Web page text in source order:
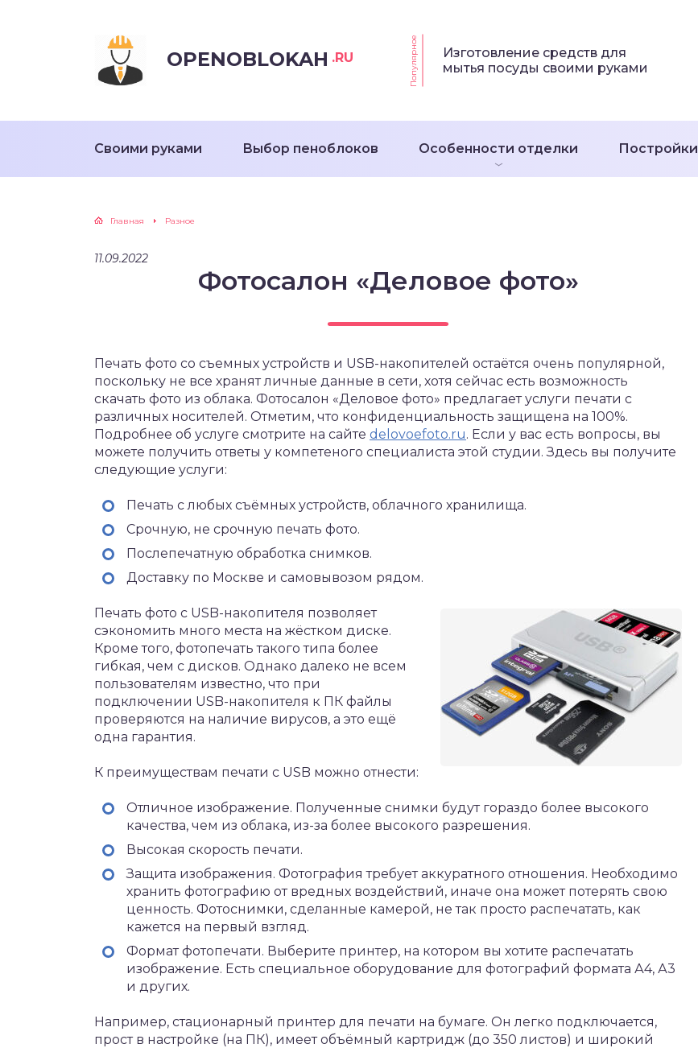
OPENOBLOKAH .RU Популярное
Изготовление средств для
мытья посуды своими руками
Своими руками Выбор пеноблоков Особенности отделки Постройки
Главная Разное
11.09.2022
Фотосалон «Деловое фото»
Печать фото со съемных устройств и USB-накопителей остаётся очень популярной,
поскольку не все хранят личные данные в сети, хотя сейчас есть возможность
скачать фото из облака. Фотосалон «Деловое фото» предлагает услуги печати с
различных носителей. Отметим, что конфиденциальность защищена на 100%.
Подробнее об услуге смотрите на сайте delovoefoto.ru. Если у вас есть вопросы, вы
можете получить ответы у компетеного специалиста этой студии. Здесь вы получите
следующие услуги:
Печать с любых съёмных устройств, облачного хранилища.
Срочную, не срочную печать фото.
Послепечатную обработка снимков.
Доставку по Москве и самовывозом рядом.
Печать фото с USB-накопителя позволяет
сэкономить много места на жёстком диске.
Кроме того, фотопечать такого типа более
гибкая, чем с дисков. Однако далеко не всем
пользователям известно, что при
подключении USB-накопителя к ПК файлы
проверяются на наличие вирусов, а это ещё
одна гарантия.
К преимуществам печати с USB можно отнести:
Отличное изображение. Полученные снимки будут гораздо более высокого
качества, чем из облака, из-за более высокого разрешения.
Высокая скорость печати.
Защита изображения. Фотография требует аккуратного отношения. Необходимо
хранить фотографию от вредных воздействий, иначе она может потерять свою
ценность. Фотоснимки, сделанные камерой, не так просто распечатать, как
кажется на первый взгляд.
Формат фотопечати. Выберите принтер, на котором вы хотите распечатать
изображение. Есть специальное оборудование для фотографий формата А4, А3
и других.
Например, стационарный принтер для печати на бумаге. Он легко подключается,
прост в настройке (на ПК), имеет объёмный картридж (до 350 листов) и широкий